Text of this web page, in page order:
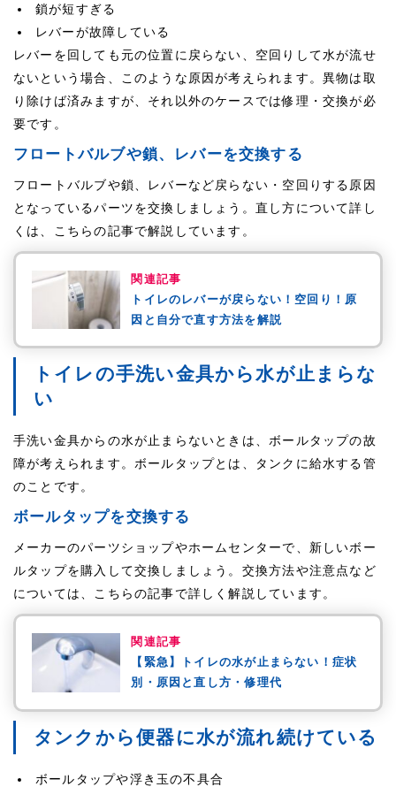
鎖が短すぎる
レバーが故障している
レバーを回しても元の位置に戻らない、空回りして水が流せ
ないという場合、このような原因が考えられます。異物は取
り除けば済みますが、それ以外のケースでは修理・交換が必
要です。
フロートバルブや鎖、レバーを交換する
フロートバルブや鎖、レバーなど戻らない・空回りする原因
となっているパーツを交換しましょう。直し方について詳し
くは、こちらの記事で解説しています。
関連記事
トイレのレバーが戻らない！空回り！原
因と自分で直す方法を解説
トイレの手洗い金具から水が止まらな
い
手洗い金具からの水が止まらないときは、ボールタップの故
障が考えられます。ボールタップとは、タンクに給水する管
のことです。
ボールタップを交換する
メーカーのパーツショップやホームセンターで、新しいボー
ルタップを購入して交換しましょう。交換方法や注意点など
については、こちらの記事で詳しく解説しています。
関連記事
【緊急】トイレの水が止まらない！症状
別・原因と直し方・修理代
タンクから便器に水が流れ続けている
ボールタップや浮き玉の不具合